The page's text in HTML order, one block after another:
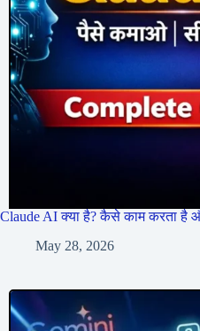
Claude AI क्या है? कैसे काम करता है
May 28, 2026